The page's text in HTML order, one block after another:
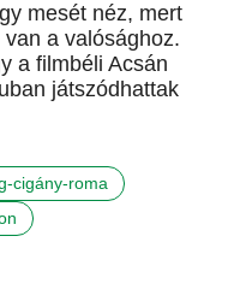
mesét néz, mert
a valósághoz.
a filmbéli Acsán
játszódhattak
cigány-roma